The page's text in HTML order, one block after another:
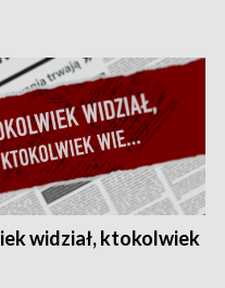
widział, ktokolwiek